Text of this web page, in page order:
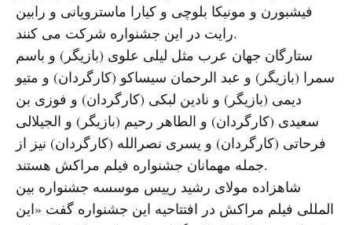
فیشبورن و مونیکا بلوچی و کیارا ماسترویانی و رابین
رایت در این جشنواره شرکت می کنند.
ستارگان جهان عرب مثل لیلی علوی (بازیگر) و باسم
سمرا (بازیگر) و عبد الرحمان سیساکو (کارگردان) و متیو
دیمی (بازیگر) و نادین لبکی (کارگردان) و فوزی بن
سعیدی (کارگردان) و الطاهر رحیم (بازیگر‌) و الجیلالی
فرحاتی (کارگردان) و یسری نصرالله (کارگردان) نیز از
جمله مهمانان جشنواره فیلم مراکش هستند.
شاهزاده مولای رشید رییس موسسه جشنواره بین
المللی فیلم مراکش در افتتاحیه این جشنواره گفت «این